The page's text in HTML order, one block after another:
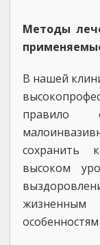
Методы
В нашей
правило
сохранить
высоком